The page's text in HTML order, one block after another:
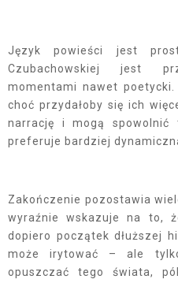
Język powieści jest
Czubachowskiej jest
momentami nawet
choć przydałoby się ich
narrację i mogą
preferuje bardziej
Zakończenie pozostawia
wyraźnie wskazuje na to,
dopiero początek dłuższej
może irytować – ale
opuszczać tego świata,